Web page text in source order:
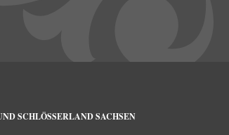
SCHLÖSSERLAND SACHSEN